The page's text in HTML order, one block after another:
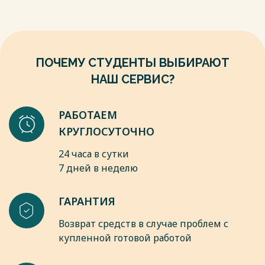
Лукашевич. – М.: Дашков и К, 2017.
Весь текст будет доступенпосле покупки
ПОЧЕМУ СТУДЕНТЫ ВЫБИРАЮТ
НАШ СЕРВИС?
РАБОТАЕМ
КРУГЛОСУТОЧНО
24 часа в сутки
7 дней в неделю
ГАРАНТИЯ
Возврат средств в случае проблем с
купленной готовой работой